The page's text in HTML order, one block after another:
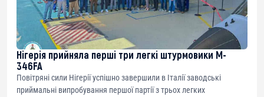
Нігерія прийняла перші три легкі штурмовики M-
346FA
Повітряні сили Нігерії успішно завершили в Італії заводські
приймальні випробування першої партії з трьох легких